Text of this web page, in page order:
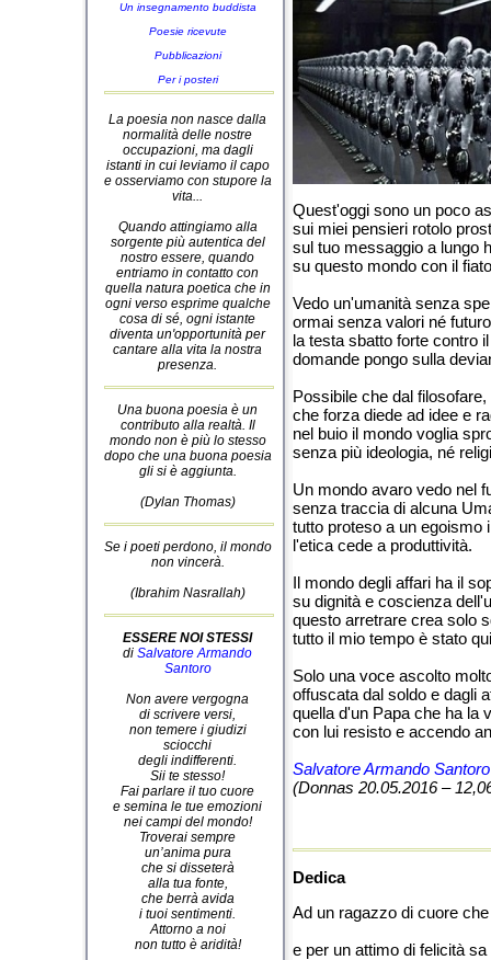
Un insegnamento buddista
Poesie ricevute
Pubblicazioni
Per i posteri
La poesia non nasce dalla
normalità delle nostre
occupazioni, ma dagli
istanti in cui leviamo il capo
e osserviamo con stupore la
vita...
Quando attingiamo alla
sorgente più autentica del
nostro essere, quando
entriamo in contatto con
quella natura poetica che in
ogni verso esprime qualche
cosa di sé, ogni istante
diventa un'opportunità per
cantare alla vita la nostra
presenza.
Una buona poesia è un
contributo alla realtà. Il
mondo non è più lo stesso
dopo che una buona poesia
gli si è aggiunta.
(Dylan Thomas)
Se i poeti perdono, il mondo
non vincerà.
(Ibrahim Nasrallah)
ESSERE NOI STESSI
di Salvatore Armando
Santoro
Non avere vergogna
di scrivere versi,
non temere i giudizi
sciocchi
degli indifferenti.
Sii te stesso!
Fai parlare il tuo cuore
e semina le tue emozioni
nei campi del mondo!
Troverai sempre
un’anima pura
che si disseterà
alla tua fonte,
che berrà avida
i tuoi sentimenti.
Attorno a noi
non tutto è aridità!
Quest'oggi sono un poco
sui miei pensieri rotolo
sul tuo messaggio a lungo
su questo mondo con il
Vedo un'umanità senza
ormai senza valori né futuro
la testa sbatto forte contro
domande pongo sulla
Possibile che dal filosofare,
che forza diede ad idee e
nel buio il mondo voglia
senza più ideologia, né
Un mondo avaro vedo nel
senza traccia di alcuna
tutto proteso a un egoismo
l'etica cede a produttività.
Il mondo degli affari ha il
su dignità e coscienza
questo arretrare crea solo
tutto il mio tempo è stato
Solo una voce ascolto
offuscata dal soldo e dagli
quella d'un Papa che ha la
con lui resisto e accendo
Salvatore Armando Santoro
(Donnas 20.05.2016 –
Dedica
Ad un ragazzo di cuore
e per un attimo di felicità